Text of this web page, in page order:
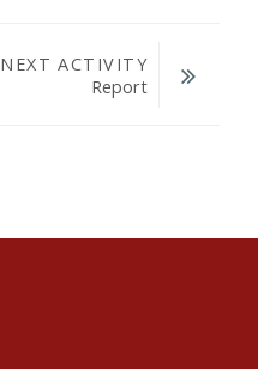
NEXT ACTIVITY
Report